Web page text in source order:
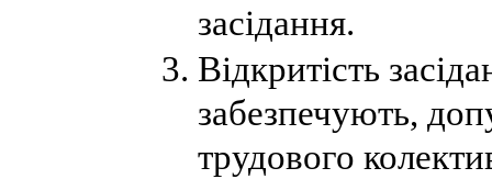
засідання.
Відкритість
забезпечують,
трудового